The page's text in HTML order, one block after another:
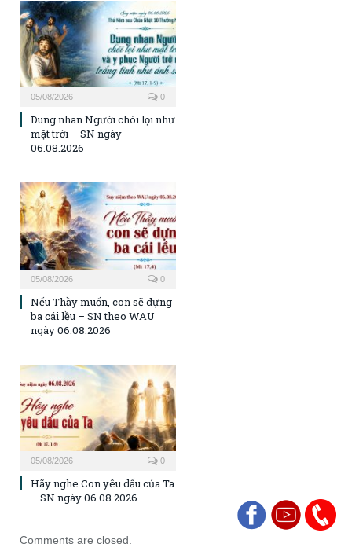
05/08/2026 0
Dung nhan Người chói lọi như
mặt trời – SN ngày
06.08.2026
05/08/2026 0
Nếu Thầy muốn, con sẽ dựng
ba cái lều – SN theo WAU
ngày 06.08.2026
05/08/2026 0
Hãy nghe Con yêu dấu của Ta
– SN ngày 06.08.2026
Comments are closed.